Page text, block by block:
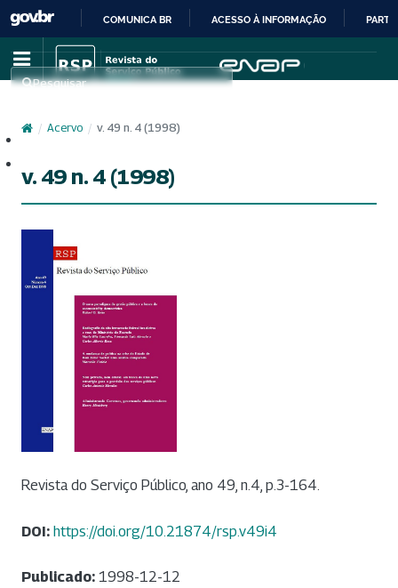
IR
PARA
COMUNICA BR ACESSO À INFORMAÇÃO
Pesquisar
/ Acervo / v. 49 n. 4 (1998)
v. 49 n. 4 (1998)
Revista do Serviço Público, ano 49, n.4, p.3-164.
DOI: https://doi.org/10.21874/rsp.v49i4
Publicado: 1998-12-12